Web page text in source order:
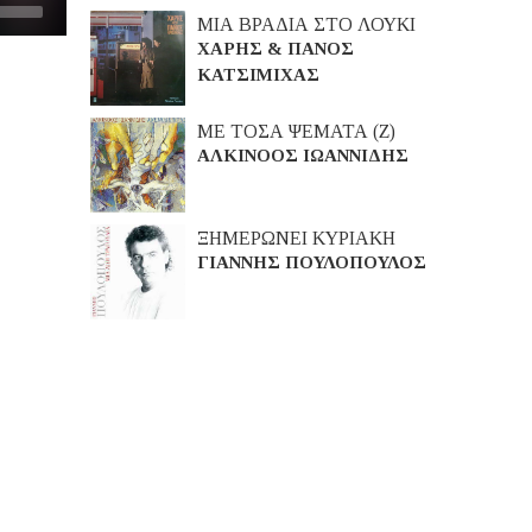
ΜΙΑ ΒΡΑΔΙΑ ΣΤΟ ΛΟΥΚΙ
ΧΑΡΗΣ & ΠΑΝΟΣ
ΚΑΤΣΙΜΙΧΑΣ
ΜΕ ΤΟΣΑ ΨΕΜΑΤΑ (Ζ)
ΑΛΚΙΝΟΟΣ ΙΩΑΝΝΙΔΗΣ
ΞΗΜΕΡΩΝΕΙ ΚΥΡΙΑΚΗ
ΓΙΑΝΝΗΣ ΠΟΥΛΟΠΟΥΛΟΣ